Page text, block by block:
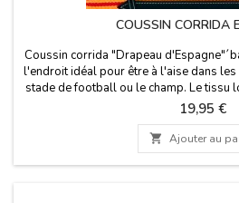
COUSSIN CORRIDA
Coussin corrida "Drapeau
l'endroit idéal pour être à l'aise dans
stade de football ou le champ. Le tissu
est en cuirette rouge, a une poignée en
vous garantissons les meilleurs
Espagne.
Prix
19,95 €
 Ajouter au